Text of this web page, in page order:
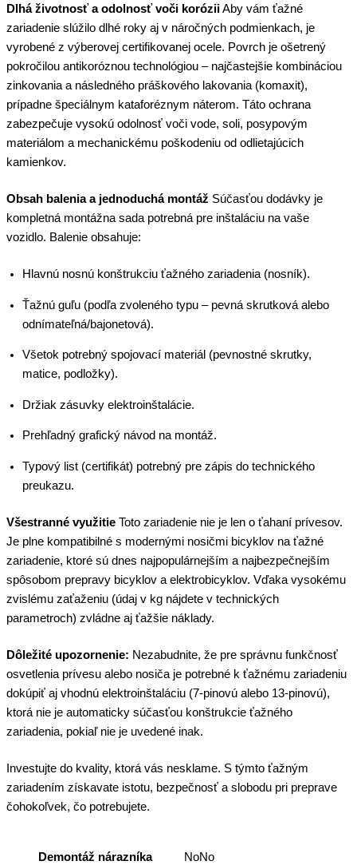
Dlhá životnosť a odolnosť voči koróziiAby vám ťažné
zariadenie slúžilo dlhé roky aj v náročných podmienkach, je
vyrobené z výberovej certifikovanej ocele. Povrch je ošetrený
pokročilou antikoróznou technológiou – najčastejšie kombináciou
zinkovania a následného práškového lakovania (komaxit),
prípadne špeciálnym kataforéznym náterom. Táto ochrana
zabezpečuje vysokú odolnosť voči vode, soli, posypovým
materiálom a mechanickému poškodeniu od odlietajúcich
kamienkov.
Obsah balenia a jednoduchá montáž Súčasťou dodávky je
kompletná montážna sada potrebná pre inštaláciu na vaše
vozidlo. Balenie obsahuje:
Hlavnú nosnú konštrukciu ťažného zariadenia (nosník).
Ťažnú guľu (podľa zvoleného typu – pevná skrutková alebo
odnímateľná/bajonetová).
Všetok potrebný spojovací materiál (pevnostné skrutky,
matice, podložky).
Držiak zásuvky elektroinštalácie.
Prehľadný grafický návod na montáž.
Typový list (certifikát) potrebný pre zápis do technického
preukazu.
Všestranné využitie Toto zariadenie nie je len o ťahaní prívesov.
Je plne kompatibilné s modernými nosičmi bicyklov na ťažné
zariadenie, ktoré sú dnes najpopulárnejším a najbezpečnejším
spôsobom prepravy bicyklov a elektrobicyklov. Vďaka vysokému
zvislému zaťaženiu (údaj v kg nájdete v technických
parametroch) zvládne aj ťažšie náklady.
Dôležité upozornenie: Nezabudnite, že pre správnu funkčnosť
osvetlenia prívesu alebo nosiča je potrebné k ťažnému zariadeniu
dokúpiť aj vhodnú elektroinštaláciu (7-pinovú alebo 13-pinovú),
ktorá nie je automaticky súčasťou konštrukcie ťažného
zariadenia, pokiaľ nie je uvedené inak.
Investujte do kvality, ktorá vás nesklame. S týmto ťažným
zariadením získavate istotu, bezpečnosť a slobodu pri preprave
čohokoľvek, čo potrebujete.
Demontáž nárazníka NoNo